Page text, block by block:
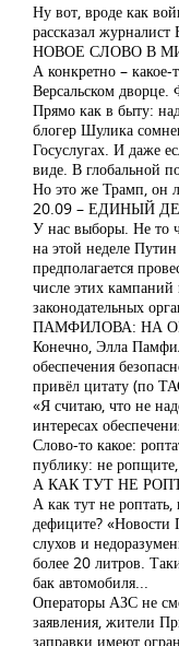
Ну вот, вроде как
рассказал журналист
НОВОЕ СЛОВО В
А конкретно –
Версальском
Прямо как в быту:
блогер Шулика
Госуслугах. И даже
виде. В глобальной
Но это же Трамп, он
20.09 – ЕДИНЫЙ
У нас выборы. Не то
на этой неделе
предполагается
числе этих
законодательных
ПАМФИЛОВА: НА
Конечно, Элла
обеспечения
привёл цитату (по
«Я считаю, что не
интересах
Слово-то какое:
публику: не
А КАК ТУТ НЕ
А как тут не
дефиците? «Новости
слухов и
более 20 литров.
бак автомобиля...
Операторы АЗС не
заявления, жители
заправки имеют